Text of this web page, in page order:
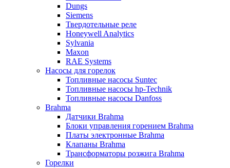
Dungs
Siemens
Твердотельные реле
Honeywell Analytics
Sylvania
Maxon
RAE Systems
Насосы для горелок
Топливные насосы Suntec
Топливные насосы hp-Technik
Топливные насосы Danfoss
Brahma
Датчики Brahma
Блоки управления горением Brahma
Платы электронные Brahma
Клапаны Brahma
Трансформаторы розжига Brahma
Горелки